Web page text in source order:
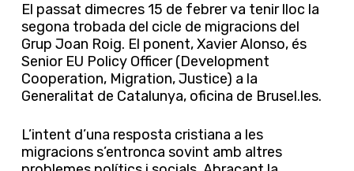
El passat dimecres 15 de febrer va tenir lloc la
segona trobada del cicle de migracions del
Grup Joan Roig. El ponent, Xavier Alonso, és
Senior EU Policy Officer (Development
Cooperation, Migration, Justice) a la
Generalitat de Catalunya, oficina de Brusel.les.
L’intent d’una resposta cristiana a les
migracions s’entronca sovint amb altres